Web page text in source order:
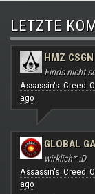
LETZTE
HMZ CSGN
Finds nicht
Assassin's Creed
ago
GLOBAL
wirklich* :D
Assassin's Creed
ago